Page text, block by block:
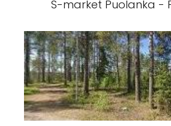
S-market Puolanka -